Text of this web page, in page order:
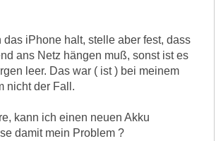
das iPhone halt, stelle aber fest, dass
ans Netz hängen muß, sonst ist es
leer. Das war ( ist ) bei meinem
nicht der Fall.
kann ich einen neuen Akku
damit mein Problem ?